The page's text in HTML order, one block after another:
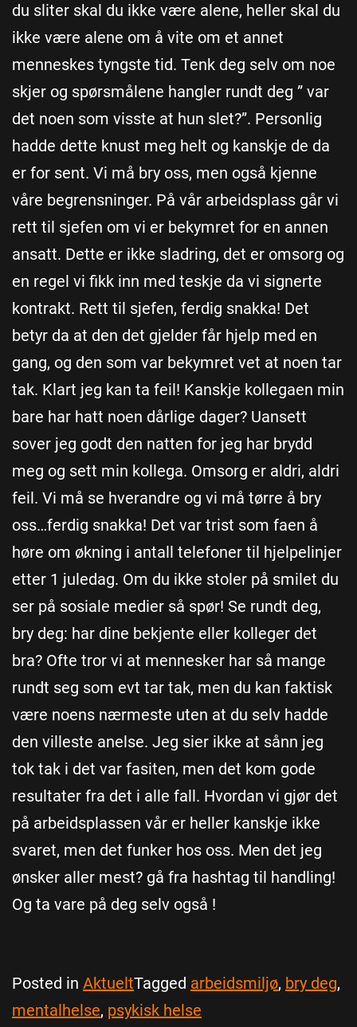
du sliter skal du ikke være alene, heller skal du
ikke være alene om å vite om et annet
menneskes tyngste tid. Tenk deg selv om noe
skjer og spørsmålene hangler rundt deg ” var
det noen som visste at hun slet?”. Personlig
hadde dette knust meg helt og kanskje de da
er for sent. Vi må bry oss, men også kjenne
våre begrensninger. På vår arbeidsplass går vi
rett til sjefen om vi er bekymret for en annen
ansatt. Dette er ikke sladring, det er omsorg og
en regel vi fikk inn med teskje da vi signerte
kontrakt. Rett til sjefen, ferdig snakka! Det
betyr da at den det gjelder får hjelp med en
gang, og den som var bekymret vet at noen tar
tak. Klart jeg kan ta feil! Kanskje kollegaen min
bare har hatt noen dårlige dager? Uansett
sover jeg godt den natten for jeg har brydd
meg og sett min kollega. Omsorg er aldri, aldri
feil. Vi må se hverandre og vi må tørre å bry
oss…ferdig snakka! Det var trist som faen å
høre om økning i antall telefoner til hjelpelinjer
etter 1 juledag. Om du ikke stoler på smilet du
ser på sosiale medier så spør! Se rundt deg,
bry deg: har dine bekjente eller kolleger det
bra? Ofte tror vi at mennesker har så mange
rundt seg som evt tar tak, men du kan faktisk
være noens nærmeste uten at du selv hadde
den villeste anelse. Jeg sier ikke at sånn jeg
tok tak i det var fasiten, men det kom gode
resultater fra det i alle fall. Hvordan vi gjør det
på arbeidsplassen vår er heller kanskje ikke
svaret, men det funker hos oss. Men det jeg
ønsker aller mest? gå fra hashtag til handling!
Og ta vare på deg selv også !
Posted in AktueltTagged arbeidsmiljø, bry deg,
mentalhelse, psykisk helse